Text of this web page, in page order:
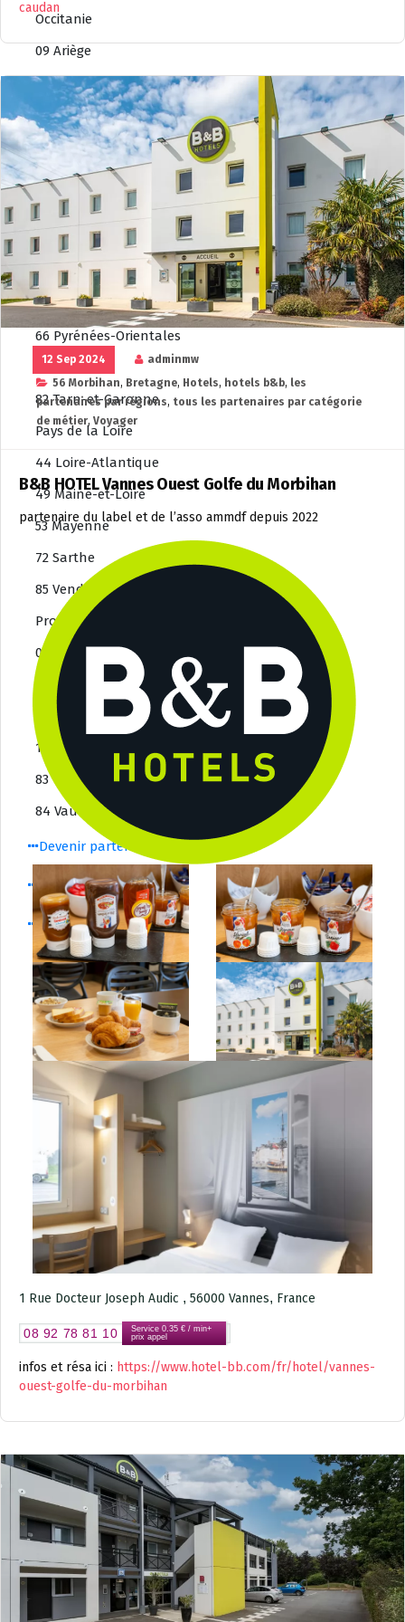
Occitanie
09 Ariège
11 Aude
12 Aveyron
30 Gard
31 Haute-Garonne
34 Hérault
46 Lot
48 Lozère
65 Hautes-Pyrénées
66 Pyrénées-Orientales
81 Tarn
82 Tarn-et-Garonne
Pays de la Loire
44 Loire-Atlantique
49 Maine-et-Loire
53 Mayenne
72 Sarthe
85 Vendée
Provence Alpes Côte d’Azur
04 Alpes de Haute-Provence
05 Hautes-Alpes
06 Alpes-Maritimes
13 Bouches-du-Rhône
83 Var
84 Vaucluse
Devenir partenaire
Rejoindre ammdf
Carte
caudan
12 Sep 2024
adminmw
56 Morbihan, Bretagne, Hotels, hotels b&b, les
partenaires par régions, tous les partenaires par catégorie
de métier, Voyager
B&B HOTEL Vannes Ouest Golfe du Morbihan
partenaire du label et de l’asso ammdf depuis 2022
1 Rue Docteur Joseph Audic , 56000 Vannes, France
08 92 78 81 10
Service 0.35 € / min+
prix appel
infos et résa ici : https://www.hotel-bb.com/fr/hotel/vannes-
ouest-golfe-du-morbihan